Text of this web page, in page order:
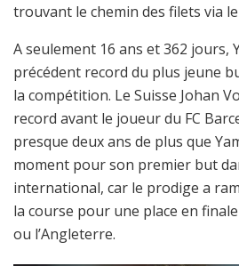
trouvant le chemin des filets via
A seulement 16 ans et 362 jours,
précédent record du plus jeune
la compétition. Le Suisse Johan
record avant le joueur du FC
presque deux ans de plus que
moment pour son premier but
international, car le prodige a
la course pour une place en
ou l’Angleterre.